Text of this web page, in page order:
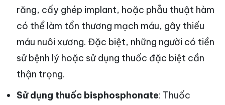
răng, cấy ghép implant, hoặc phẫu thuật hàm
có thể làm tổn thương mạch máu, gây thiếu
máu nuôi xương. Đặc biệt, những người có tiền
sử bệnh lý hoặc sử dụng thuốc đặc biệt cần
thận trọng.
Sử dụng thuốc bisphosphonate: Thuốc